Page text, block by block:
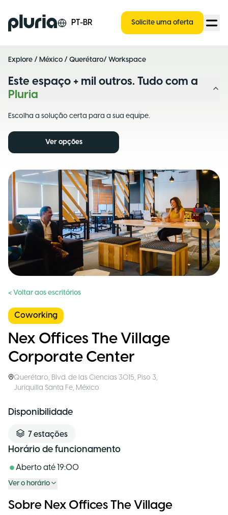
Logo Pluria PT-BR Solicite uma oferta
Explore / México / Querétaro/ Workspace
Este espaço + mil outros. Tudo com a
Pluria
Escolha a solução certa para a sua equipe.
Ver opções
Previous slide Next
< Voltar aos escritórios
Coworking
Nex Offices The Village
Corporate Center
Querétaro, Blvd. de las Ciencias 3015, Piso 3,
Juriquilla Santa Fe, México
Disponibilidade
7 estações
Horário de funcionamento
Aberto até 19:00
Ver o horário
Sobre Nex Offices The Village